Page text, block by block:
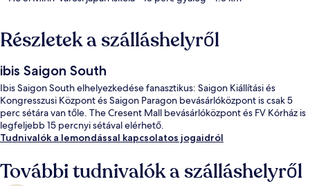
Részletek a szálláshelyről
ibis Saigon South
Ibis Saigon South elhelyezkedése fanasztikus: Saigon Kiállítási és
Kongresszusi Központ és Saigon Paragon bevásárlóközpont is csak 5
perc sétára van tőle. The Cresent Mall bevásárlóközpont és FV Kórház is
legfeljebb 15 percnyi sétával elérhető.
Tudnivalók a lemondással kapcsolatos jogaidról
További tudnivalók a szálláshelyről